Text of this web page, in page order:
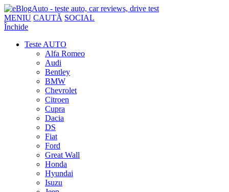
MENIU CAUTĂ SOCIAL
Închide
Teste AUTO
Alfa Romeo
Audi
Bentley
BMW
Chevrolet
Citroen
Cupra
Dacia
DS
Fiat
Ford
Great Wall
Honda
Hyundai
Isuzu